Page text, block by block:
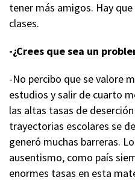
tener más amigos. Hay
clases.
-¿Crees que sea un
-No percibo que se valore
estudios y salir de cuarto
las altas tasas de
trayectorias escolares se
generó muchas barreras.
ausentismo, como país
enormes tasas en esta